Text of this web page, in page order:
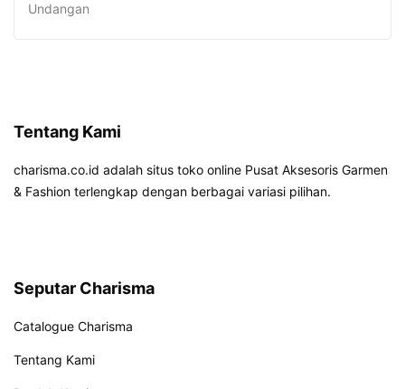
Undangan
Tentang Kami
charisma.co.id adalah situs toko online Pusat Aksesoris Garmen
& Fashion terlengkap dengan berbagai variasi pilihan.
Seputar Charisma
Catalogue Charisma
Tentang Kami